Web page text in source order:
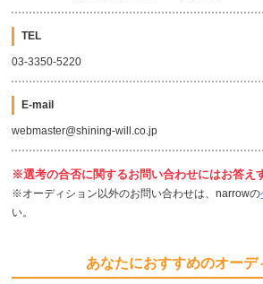
TEL
03-3350-5220
E-mail
webmaster@shining-will.co.jp
※選考の合否に関するお問い合わせにはお答え
※オーディション以外のお問い合わせは、narrowの
い。
あなたにおすすめのオーデ